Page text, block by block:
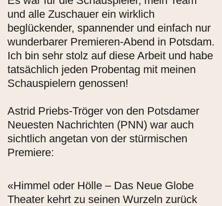
und alle Zuschauer ein wirklich
beglückender, spannender und einfach nur
wunderbarer Premieren-Abend in Potsdam.
Ich bin sehr stolz auf diese Arbeit und habe
tatsächlich jeden Probentag mit meinen
Schauspielern genossen!
Astrid Priebs-Tröger von den Potsdamer
Neuesten Nachrichten (PNN) war auch
sichtlich angetan von der stürmischen
Premiere:
«Himmel oder Hölle – Das Neue Globe
Theater kehrt zu seinen Wurzeln zurück